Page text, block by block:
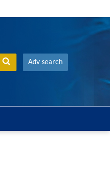
Adv search